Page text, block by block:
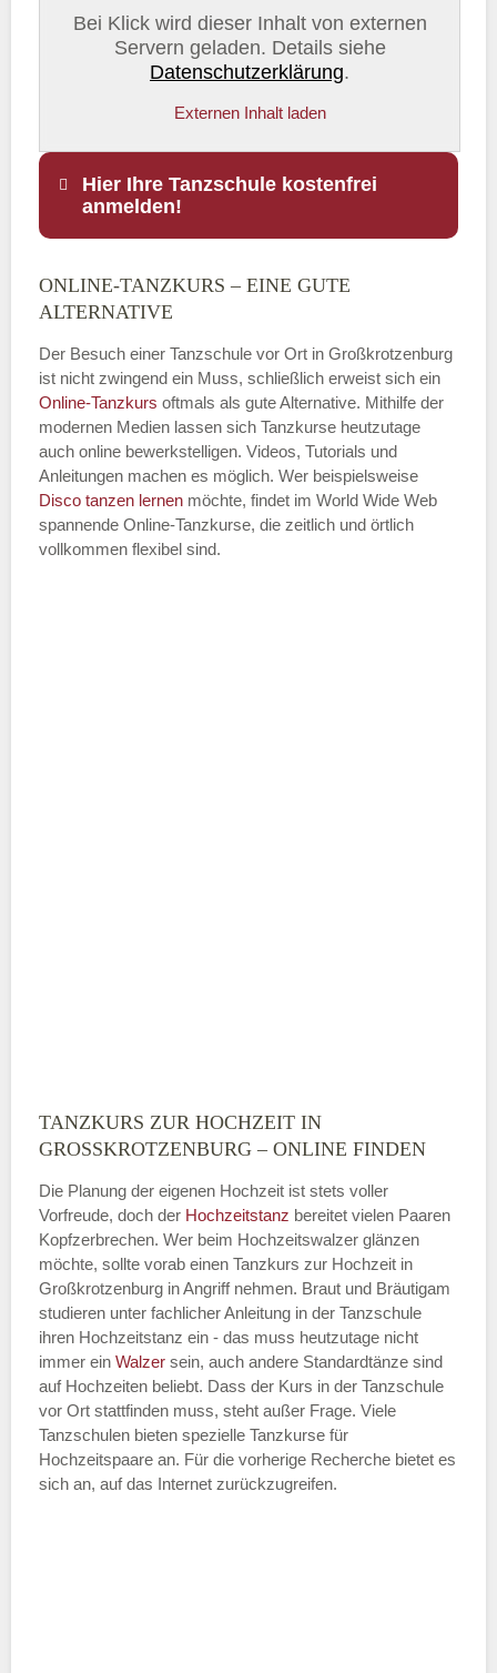
Bei Klick wird dieser Inhalt von externen
Servern geladen. Details siehe
Datenschutzerklärung.
Externen Inhalt laden
Hier Ihre Tanzschule kostenfrei
anmelden!
Name
E-Mail*
Name der Tanzschule
Montag
—
ÖFFNUNGSZEITEN HINZUFÜGEN
Dienstag
—
ÖFFNUNGSZEITEN HINZUFÜGEN
ONLINE-TANZKURS – EINE GUTE
ALTERNATIVE
Der Besuch einer Tanzschule vor Ort in Großkrotzenburg
ist nicht zwingend ein Muss, schließlich erweist sich ein
Online-Tanzkurs oftmals als gute Alternative. Mithilfe der
modernen Medien lassen sich Tanzkurse heutzutage
auch online bewerkstelligen. Videos, Tutorials und
Anleitungen machen es möglich. Wer beispielsweise
Disco tanzen lernen möchte, findet im World Wide Web
spannende Online-Tanzkurse, die zeitlich und örtlich
vollkommen flexibel sind.
TANZKURS ZUR HOCHZEIT IN
GROSSKROTZENBURG – ONLINE FINDEN
Die Planung der eigenen Hochzeit ist stets voller
Vorfreude, doch der Hochzeitstanz bereitet vielen Paaren
Kopfzerbrechen. Wer beim Hochzeitswalzer glänzen
möchte, sollte vorab einen Tanzkurs zur Hochzeit in
Großkrotzenburg in Angriff nehmen. Braut und Bräutigam
studieren unter fachlicher Anleitung in der Tanzschule
ihren Hochzeitstanz ein - das muss heutzutage nicht
immer ein Walzer sein, auch andere Standardtänze sind
auf Hochzeiten beliebt. Dass der Kurs in der Tanzschule
vor Ort stattfinden muss, steht außer Frage. Viele
Tanzschulen bieten spezielle Tanzkurse für
Hochzeitspaare an. Für die vorherige Recherche bietet es
sich an, auf das Internet zurückzugreifen.